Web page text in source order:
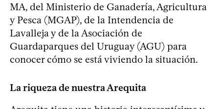
MA, del Ministerio de Ganadería, Agricultura
y Pesca (MGAP), de la Intendencia de
Lavalleja y de la Asociación de
Guardaparques del Uruguay (AGU) para
conocer cómo se está viviendo la situación.
La riqueza de nuestra Arequita